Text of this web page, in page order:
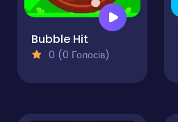
Bubble Hit
0 (0 Голосів)